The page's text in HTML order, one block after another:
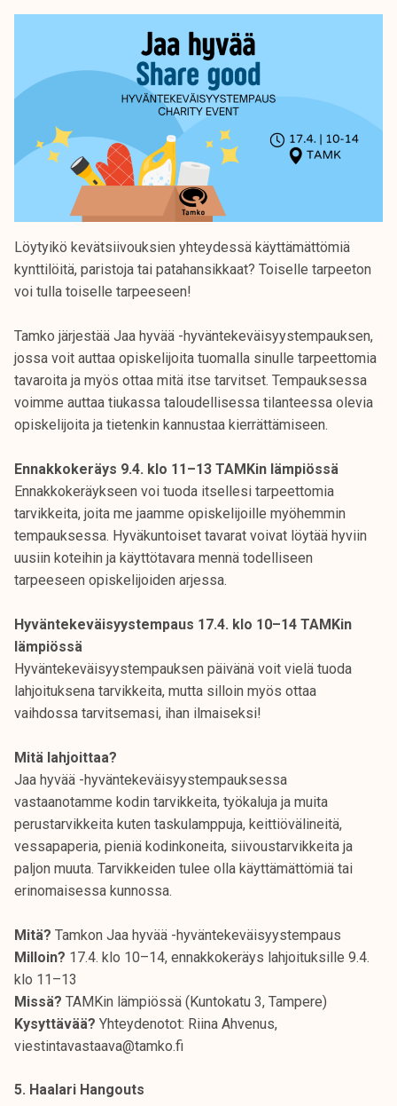
Löytyikö kevätsiivouksien yhteydessä käyttämättömiä
kynttilöitä, paristoja tai patahansikkaat? Toiselle tarpeeton
voi tulla toiselle tarpeeseen!
Tamko järjestää Jaa hyvää -hyväntekeväisyystempauksen,
jossa voit auttaa opiskelijoita tuomalla sinulle tarpeettomia
tavaroita ja myös ottaa mitä itse tarvitset. Tempauksessa
voimme auttaa tiukassa taloudellisessa tilanteessa olevia
opiskelijoita ja tietenkin kannustaa kierrättämiseen.
Ennakkokeräys 9.4. klo 11–13 TAMKin lämpiössä
Ennakkokeräykseen voi tuoda itsellesi tarpeettomia
tarvikkeita, joita me jaamme opiskelijoille myöhemmin
tempauksessa. Hyväkuntoiset tavarat voivat löytää hyviin
uusiin koteihin ja käyttötavara mennä todelliseen
tarpeeseen opiskelijoiden arjessa.
Hyväntekeväisyystempaus 17.4. klo 10–14 TAMKin
lämpiössä
Hyväntekeväisyystempauksen päivänä voit vielä tuoda
lahjoituksena tarvikkeita, mutta silloin myös ottaa
vaihdossa tarvitsemasi, ihan ilmaiseksi!
Mitä lahjoittaa?
Jaa hyvää -hyväntekeväisyystempauksessa
vastaanotamme kodin tarvikkeita, työkaluja ja muita
perustarvikkeita kuten taskulamppuja, keittiövälineitä,
vessapaperia, pieniä kodinkoneita, siivoustarvikkeita ja
paljon muuta. Tarvikkeiden tulee olla käyttämättömiä tai
erinomaisessa kunnossa.
Mitä? Tamkon Jaa hyvää -hyväntekeväisyystempaus
Milloin? 17.4. klo 10–14, ennakkokeräys lahjoituksille 9.4.
klo 11–13
Missä? TAMKin lämpiössä (Kuntokatu 3, Tampere)
Kysyttävää? Yhteydenotot: Riina Ahvenus,
viestintavastaava@tamko.fi
5. Haalari Hangouts